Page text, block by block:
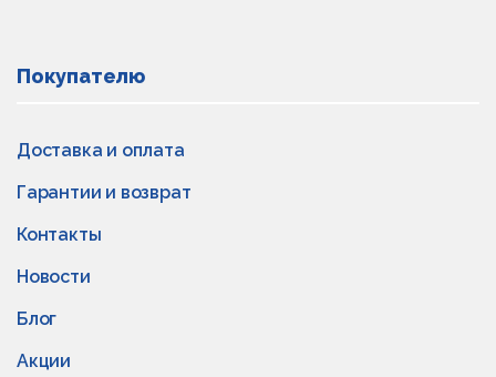
Покупателю
Доставка и оплата
Гарантии и возврат
Контакты
Новости
Блог
Акции